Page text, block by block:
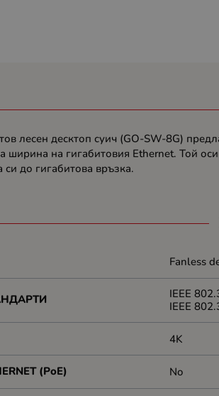
лесен десктоп суич (GO-SW-8G)
ширина на гигабитовия Ethernet. Той
до гигабитова връзка.
Fanless
IEEE
IEEE
4K
(PoE) No